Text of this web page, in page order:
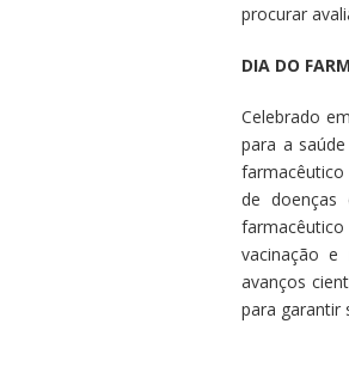
procurar
DIA DO
Celebrado
para a
farmacêutico
de
vacinação e
avanços
para garantir